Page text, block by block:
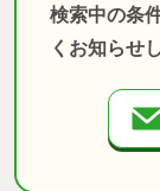
検索中の条
くお知らせ